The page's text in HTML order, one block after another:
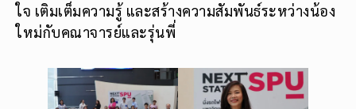
ใจ เติมเต็มความรู้ และสร้างความสัมพันธ์ระหว่างน้อง
ใหม่กับคณาจารย์และรุ่นพี่